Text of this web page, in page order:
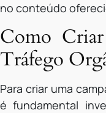
no conteúdo
Como
Tráfego
Para criar uma
é fundamental